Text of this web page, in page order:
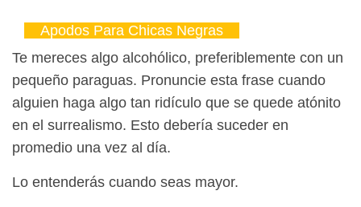
Apodos Para Chicas Negras
Te mereces algo alcohólico, preferiblemente con un
pequeño paraguas. Pronuncie esta frase cuando
alguien haga algo tan ridículo que se quede atónito
en el surrealismo. Esto debería suceder en
promedio una vez al día.
Lo entenderás cuando seas mayor.